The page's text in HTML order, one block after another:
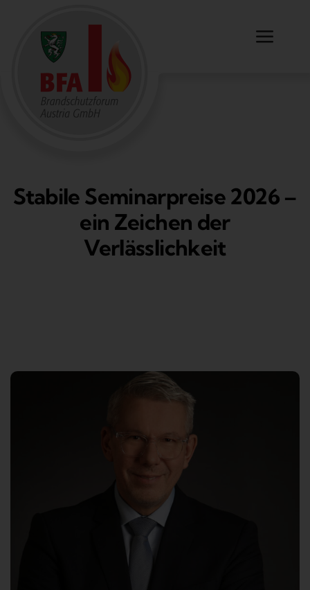
springen
Ausbildungen & Dienstleistungen
Partner
Über uns
Stabile Seminarpreise 2026 –
ein Zeichen der
Verlässlichkeit